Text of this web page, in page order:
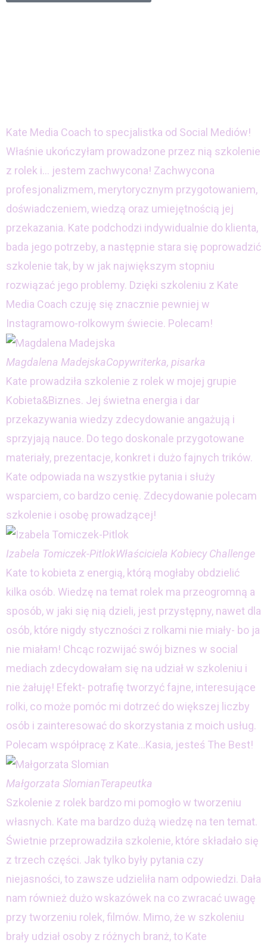
Kate Media Coach to specjalistka od Social Mediów!
Właśnie ukończyłam prowadzone przez nią szkolenie
z rolek i… jestem zachwycona! Zachwycona
profesjonalizmem, merytorycznym przygotowaniem,
doświadczeniem, wiedzą oraz umiejętnością jej
przekazania. Kate podchodzi indywidualnie do klienta,
bada jego potrzeby, a następnie stara się poprowadzić
szkolenie tak, by w jak największym stopniu
rozwiązać jego problemy. Dzięki szkoleniu z Kate
Media Coach czuję się znacznie pewniej w
Instagramowo-rolkowym świecie. Polecam!
Magdalena MadejskaCopywriterka, pisarka
Kate prowadziła szkolenie z rolek w mojej grupie
Kobieta&Biznes. Jej świetna energia i dar
przekazywania wiedzy zdecydowanie angażują i
sprzyjają nauce. Do tego doskonale przygotowane
materiały, prezentacje, konkret i dużo fajnych trików.
Kate odpowiada na wszystkie pytania i służy
wsparciem, co bardzo cenię. Zdecydowanie polecam
szkolenie i osobę prowadzącej!
Izabela Tomiczek-PitlokWłaściciela Kobiecy Challenge
Kate to kobieta z energią, którą mogłaby obdzielić
kilka osób. Wiedzę na temat rolek ma przeogromną a
sposób, w jaki się nią dzieli, jest przystępny, nawet dla
osób, które nigdy styczności z rolkami nie miały- bo ja
nie miałam! Chcąc rozwijać swój biznes w social
mediach zdecydowałam się na udział w szkoleniu i
nie żałuję! Efekt- potrafię tworzyć fajne, interesujące
rolki, co może pomóc mi dotrzeć do większej liczby
osób i zainteresować do skorzystania z moich usług.
Polecam współpracę z Kate...Kasia, jesteś The Best!
Małgorzata SlomianTerapeutka
Szkolenie z rolek bardzo mi pomogło w tworzeniu
własnych. Kate ma bardzo dużą wiedzę na ten temat.
Świetnie przeprowadziła szkolenie, które składało się
z trzech części. Jak tylko były pytania czy
niejasności, to zawsze udzieliła nam odpowiedzi. Dała
nam również dużo wskazówek na co zwracać uwagę
przy tworzeniu rolek, filmów. Mimo, że w szkoleniu
brały udział osoby z różnych branż, to Kate